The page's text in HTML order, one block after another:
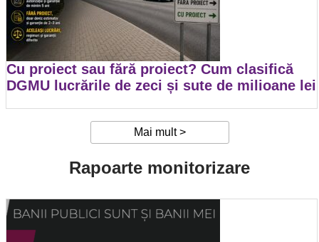
Cu proiect sau fără proiect? Cum clasifică
DGMU lucrările de zeci și sute de milioane lei
Mai mult >
Rapoarte monitorizare